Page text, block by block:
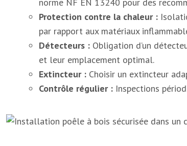
Protection contre la chaleur :
par rapport aux matériaux
Détecteurs : Obligation d’un
et leur emplacement optimal.
Extincteur : Choisir un extincteur
Contrôle régulier : Inspections